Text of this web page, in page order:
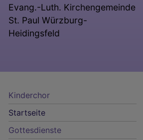
Evang.-Luth. Kirchengemeinde
St. Paul Würzburg-
Heidingsfeld
Kinderchor
Startseite
Gottesdienste